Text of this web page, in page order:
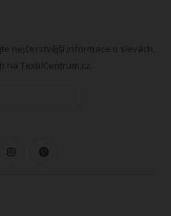
nejčerstvější informace o slevách,
na TextilCentrum.cz.